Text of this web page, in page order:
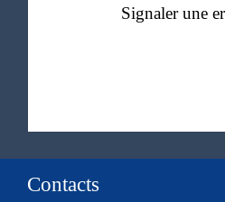
Signaler une
Contacts